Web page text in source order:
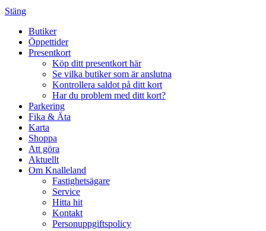
Stäng
Butiker
Öppettider
Presentkort
Köp ditt presentkort här
Se vilka butiker som är anslutna
Kontrollera saldot på ditt kort
Har du problem med ditt kort?
Parkering
Fika & Äta
Karta
Shoppa
Att göra
Aktuellt
Om Knalleland
Fastighetsägare
Service
Hitta hit
Kontakt
Personuppgiftspolicy